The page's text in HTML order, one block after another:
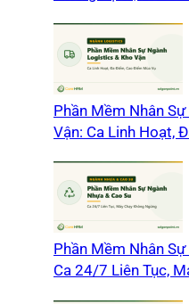
Phần Mềm Nhân
Vận: Ca Linh Hoạt,
Phần Mềm Nhân
Ca 24/7 Liên Tục,